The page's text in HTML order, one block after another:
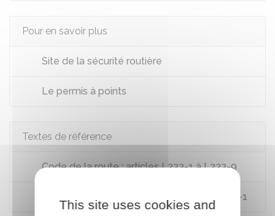
Pour en savoir plus
Site de la sécurité routière
Le permis à points
Textes de référence
Code de la route : articles L223-1 à L223-9
Code de la route : articles R223-1 à R223-4-1
This site uses cookies and